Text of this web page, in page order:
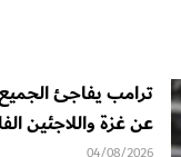
ترامب يفاجئ
عن غزة واللاجئين